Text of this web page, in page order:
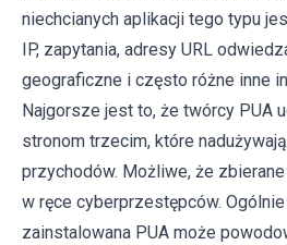
niechcianych aplikacji tego typu
IP, zapytania, adresy URL
geograficzne i często różne inne
Najgorsze jest to, że twórcy PUA
stronom trzecim, które
przychodów. Możliwe, że
w ręce cyberprzestępców.
zainstalowana PUA może